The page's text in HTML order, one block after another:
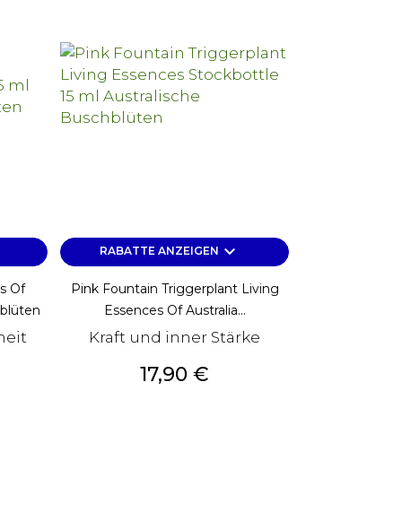
Of
RABATTE ANZEIGEN keyboard_arrow_down
Pink Fountain Triggerplant Living
Essences Of Australia...
Kraft und inner Stärke
Preis
17,90 €